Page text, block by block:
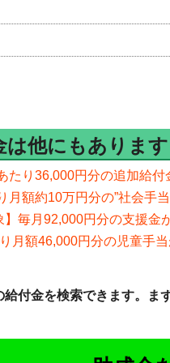
他にもあります
たり36,000円分の追加給付
月額約10万円分の”社会手当
】毎月92,000円分の支援金
月額46,000円分の児童手当
付金を検索できます。ま